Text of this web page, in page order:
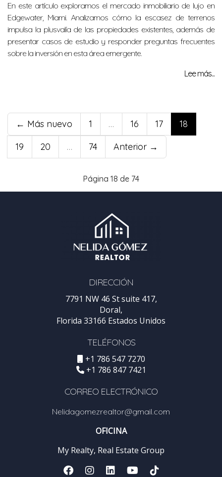
En este artículo exploramos el mercado inmobiliario de lujo en
Edgewater, Miami. Analizamos cómo la escasez de terrenos
impulsa la plusvalía de las propiedades existentes, además de
presentar casos de estudio y responder preguntas frecuentes
sobre la inversión en esta área emergente.
Lee más...
← Más nuevo 1 … 16 17
18
19
20 … 74 Anterior →
Página 18 de 74
DIRECCIÓN
7791 NW 46 St suite 417,
Doral,
Florida 33166 Estados Unidos
TELÉFONOS
+1 786 547 7270
+1 786 847 7421
CORREO ELECTRÓNICO
Nelidagomezrealtor@gmail.com
OFICINA
My Realty, Real Estate Group